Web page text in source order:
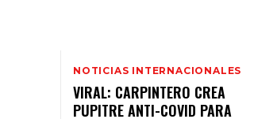
NOTICIAS INTERNACIONALES
VIRAL: CARPINTERO CREA
PUPITRE ANTI-COVID PARA